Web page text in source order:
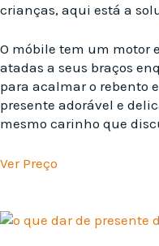
crianças, aqui está a
O móbile tem um motor
atadas a seus braços
para acalmar o rebento
presente adorável e
mesmo carinho que
Ver Preço